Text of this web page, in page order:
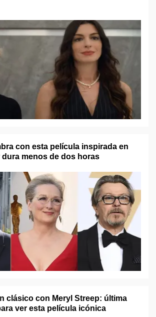
con esta película inspirada en
dura menos de dos horas
clásico con Meryl Streep: última
ver esta película icónica